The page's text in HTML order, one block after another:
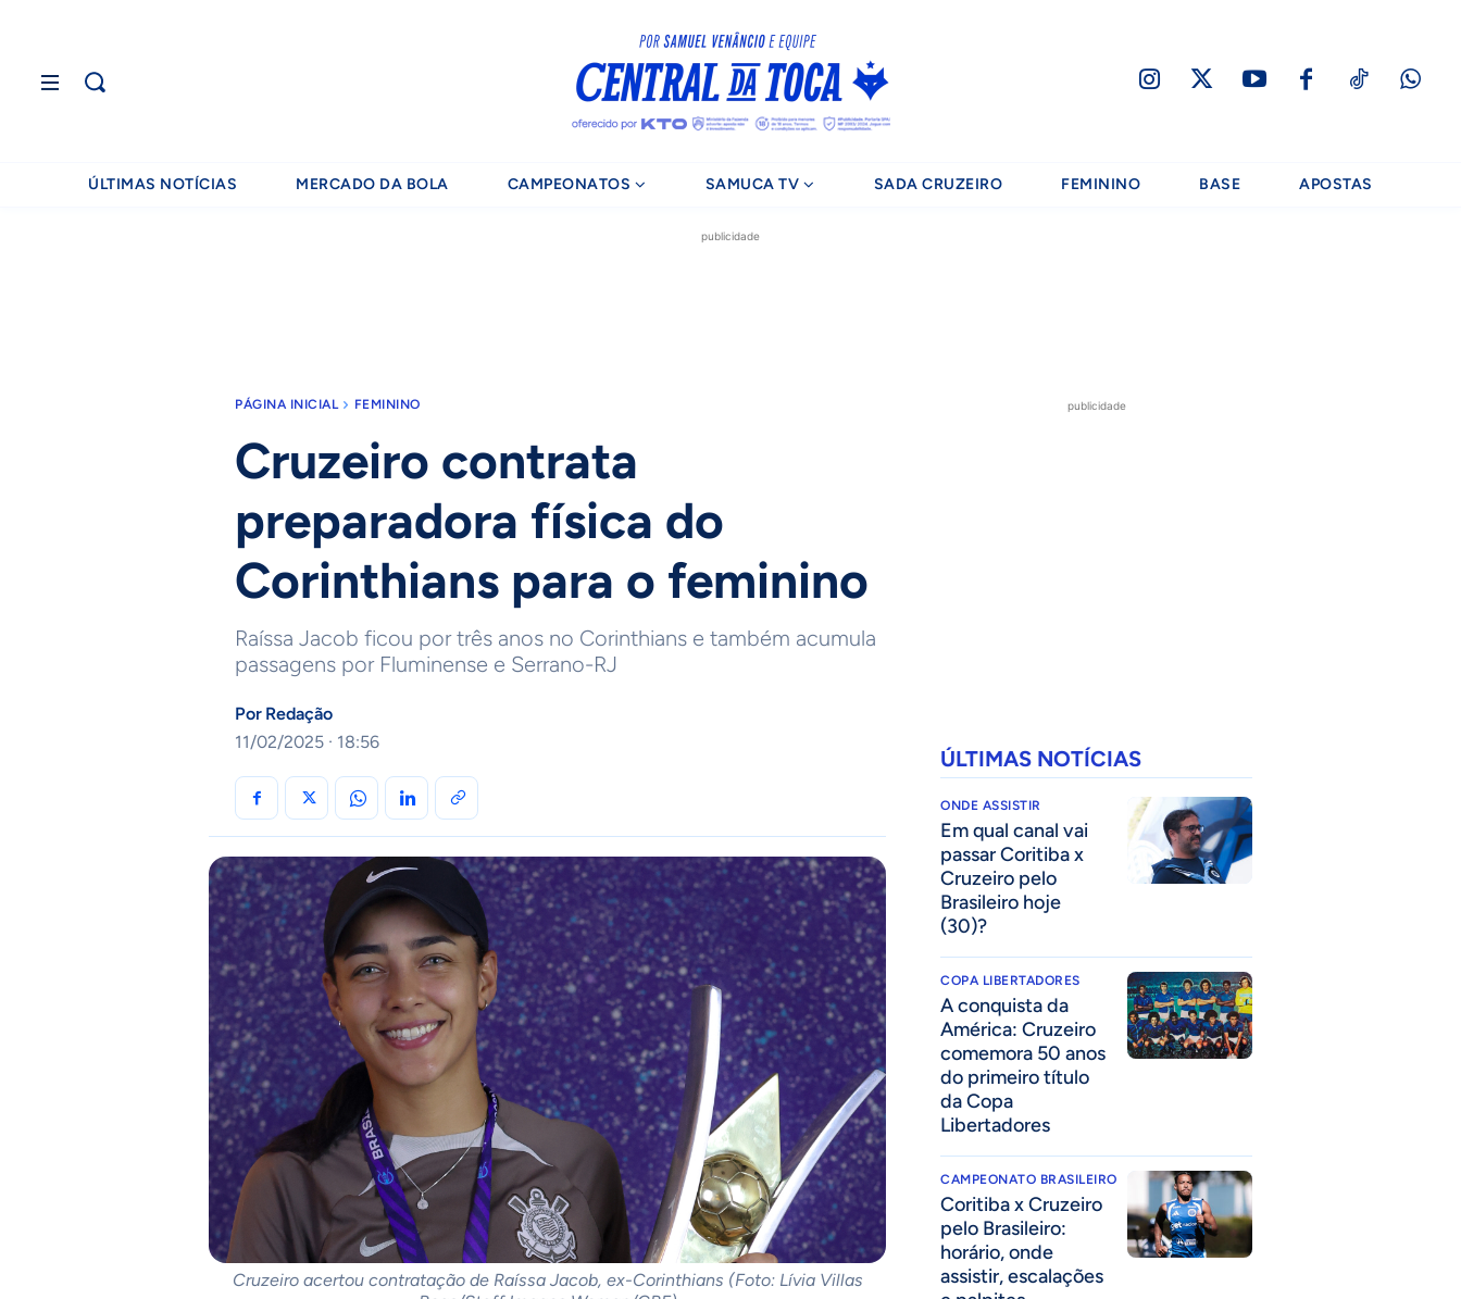
ÚLTIMAS NOTÍCIAS MERCADO DA BOLA CAMPEONATOS SAMUCA TV SADA CRUZEIRO FEMININO BASE APOSTAS
publicidade
PÁGINA INICIAL FEMININO
Cruzeiro contrata
preparadora física do
Corinthians para o feminino
Raíssa Jacob ficou por três anos no Corinthians e também acumula
passagens por Fluminense e Serrano-RJ
Por Redação
11/02/2025 · 18:56
Cruzeiro acertou contratação de Raíssa Jacob, ex-Corinthians (Foto: Lívia Villas
publicidade
ÚLTIMAS NOTÍCIAS
ONDE ASSISTIR
Em qual canal vai
passar Coritiba x
Cruzeiro pelo
Brasileiro hoje
(30)?
COPA LIBERTADORES
A conquista da
América: Cruzeiro
comemora 50 anos
do primeiro título
da Copa
Libertadores
CAMPEONATO BRASILEIRO
Coritiba x Cruzeiro
pelo Brasileiro:
horário, onde
assistir, escalações